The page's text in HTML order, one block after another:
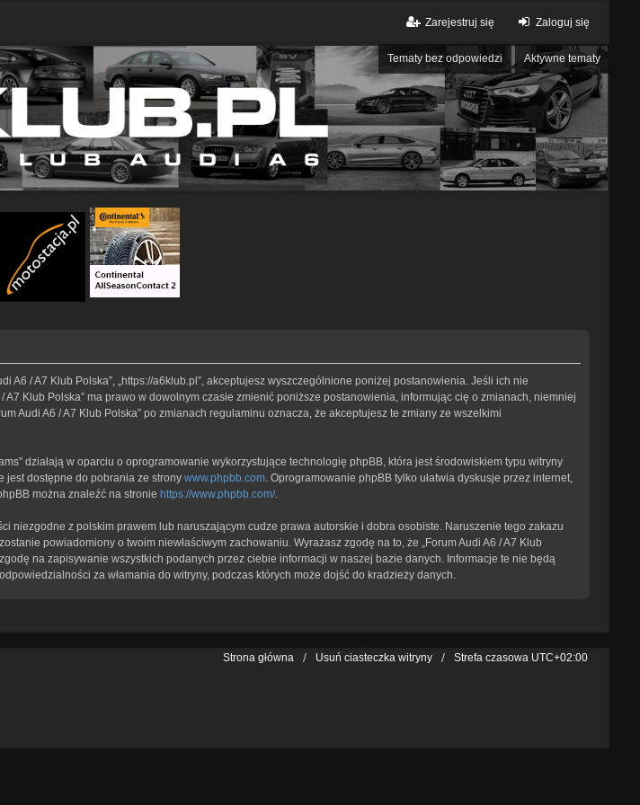
Zaloguj się
Zarejestruj się
Tematy bez odpowiedzi Aktywne tematy
A6 / A7 Klub Polska”, „https://a6klub.pl”, akceptujesz wyszczególnione poniżej postanowienia. Jeśli ich nie
Klub Polska” ma prawo w dowolnym czasie zmienić poniższe postanowienia, informując cię o zmianach, niemniej
Audi A6 / A7 Klub Polska” po zmianach regulaminu oznacza, że akceptujesz te zmiany ze wszelkimi
działają w oparciu o oprogramowanie wykorzystujące technologię phpBB, która jest środowiskiem typu witryny
jest dostępne do pobrania ze strony www.phpbb.com. Oprogramowanie phpBB tylko ułatwia dyskusje przez internet,
można znaleźć na stronie https://www.phpbb.com/.
z polskim prawem lub naruszającym cudze prawa autorskie i dobra osobiste. Naruszenie tego zakazu
powiadomiony o twoim niewłaściwym zachowaniu. Wyrażasz zgodę na to, że „Forum Audi A6 / A7 Klub
na zapisywanie wszystkich podanych przez ciebie informacji w naszej bazie danych. Informacje te nie będą
za włamania do witryny, podczas których może dojść do kradzieży danych.
Strona główna Usuń ciasteczka witryny Strefa czasowa UTC+02:00